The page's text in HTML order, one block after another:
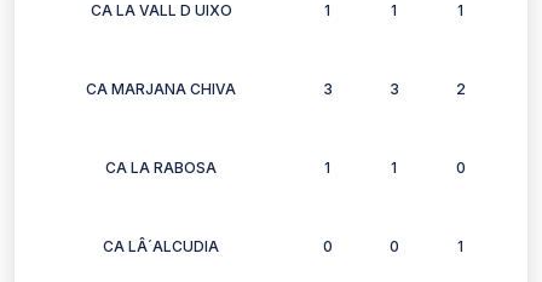
CA LA VALL D UIXO 1 1 1
CA MARJANA CHIVA 3 3 2
CA LA RABOSA 1 1 0
CA LÂ´ALCUDIA 0 0 1